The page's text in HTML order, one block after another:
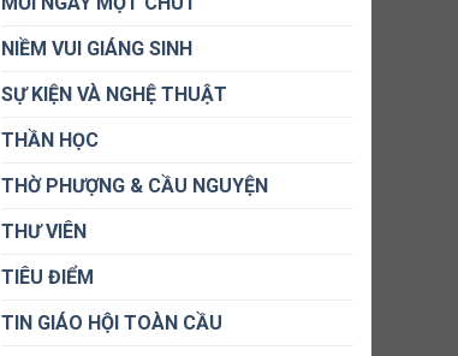
NIỀM VUI GIÁNG SINH
SỰ KIỆN VÀ NGHỆ THUẬT
THẦN HỌC
THỜ PHƯỢNG & CẦU NGUYỆN
THƯ VIÊN
TIÊU ĐIỂM
TIN GIÁO HỘI TOÀN CẦU